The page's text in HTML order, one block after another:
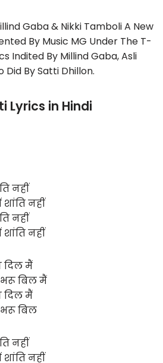
Gaba & Nikki Tamboli A New
By Music MG Under The T-
Indited By Millind Gaba, Asli
Did By Satti Dhillon.
Lyrics in Hindi
नहीं
शांति नहीं
नहीं
शांति नहीं
दिल मैं
बिल मैं
दिल मैं
बिल
नहीं
शांति नहीं